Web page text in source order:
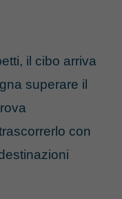
il cibo arriva
superare il
con